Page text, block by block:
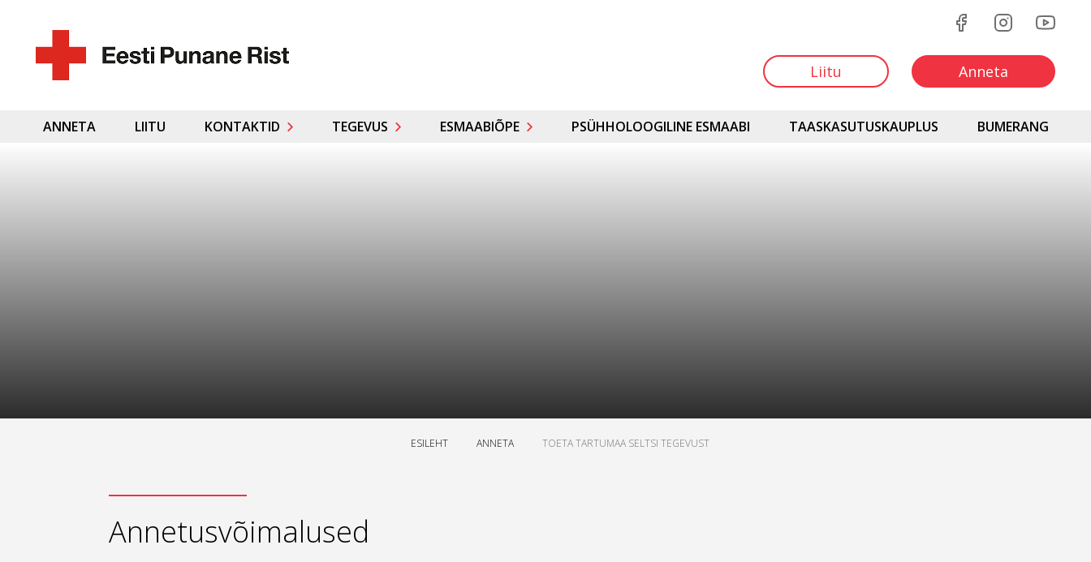
Liitu Anneta
ANNETA LIITU KONTAKTID TEGEVUS ESMAABIÕPE PSÜHHOLOOGILINE ESMAABI TAASKASUTUSKAUPLUS BUMERANG
ESILEHT ANNETA TOETA TARTUMAA SELTSI TEGEVUST
Annetusvõimalused